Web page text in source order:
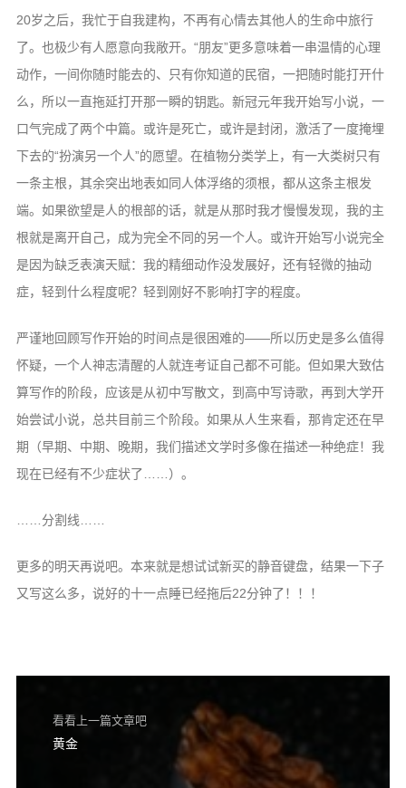
20岁之后，我忙于自我建构，不再有心情去其他人的生命中旅行
了。也极少有人愿意向我敞开。“朋友”更多意味着一串温情的心理
动作，一间你随时能去的、只有你知道的民宿，一把随时能打开什
么，所以一直拖延打开那一瞬的钥匙。新冠元年我开始写小说，一
口气完成了两个中篇。或许是死亡，或许是封闭，激活了一度掩埋
下去的“扮演另一个人”的愿望。在植物分类学上，有一大类树只有
一条主根，其余突出地表如同人体浮络的须根，都从这条主根发
端。如果欲望是人的根部的话，就是从那时我才慢慢发现，我的主
根就是离开自己，成为完全不同的另一个人。或许开始写小说完全
是因为缺乏表演天赋：我的精细动作没发展好，还有轻微的抽动
症，轻到什么程度呢？轻到刚好不影响打字的程度。
严谨地回顾写作开始的时间点是很困难的——所以历史是多么值得
怀疑，一个人神志清醒的人就连考证自己都不可能。但如果大致估
算写作的阶段，应该是从初中写散文，到高中写诗歌，再到大学开
始尝试小说，总共目前三个阶段。如果从人生来看，那肯定还在早
期（早期、中期、晚期，我们描述文学时多像在描述一种绝症！我
现在已经有不少症状了……）。
……分割线……
更多的明天再说吧。本来就是想试试新买的静音键盘，结果一下子
又写这么多，说好的十一点睡已经拖后22分钟了！！！
看看上一篇文章吧
黄金
投喂通道
青果云
二级域名
服务器组
关于
控制台
罗德岛
黑魂档案
HEX时钟